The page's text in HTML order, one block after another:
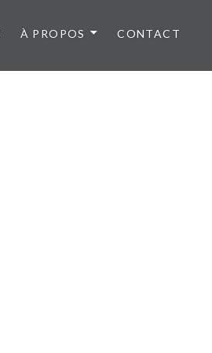
À PROPOS CONTACT